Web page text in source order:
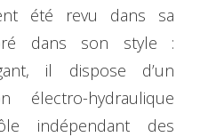
été revu dans sa
dans son style :
il dispose d’un
électro-hydraulique
indépendant des